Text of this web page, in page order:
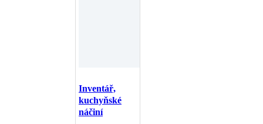
Inventář,
kuchyňské
náčiní